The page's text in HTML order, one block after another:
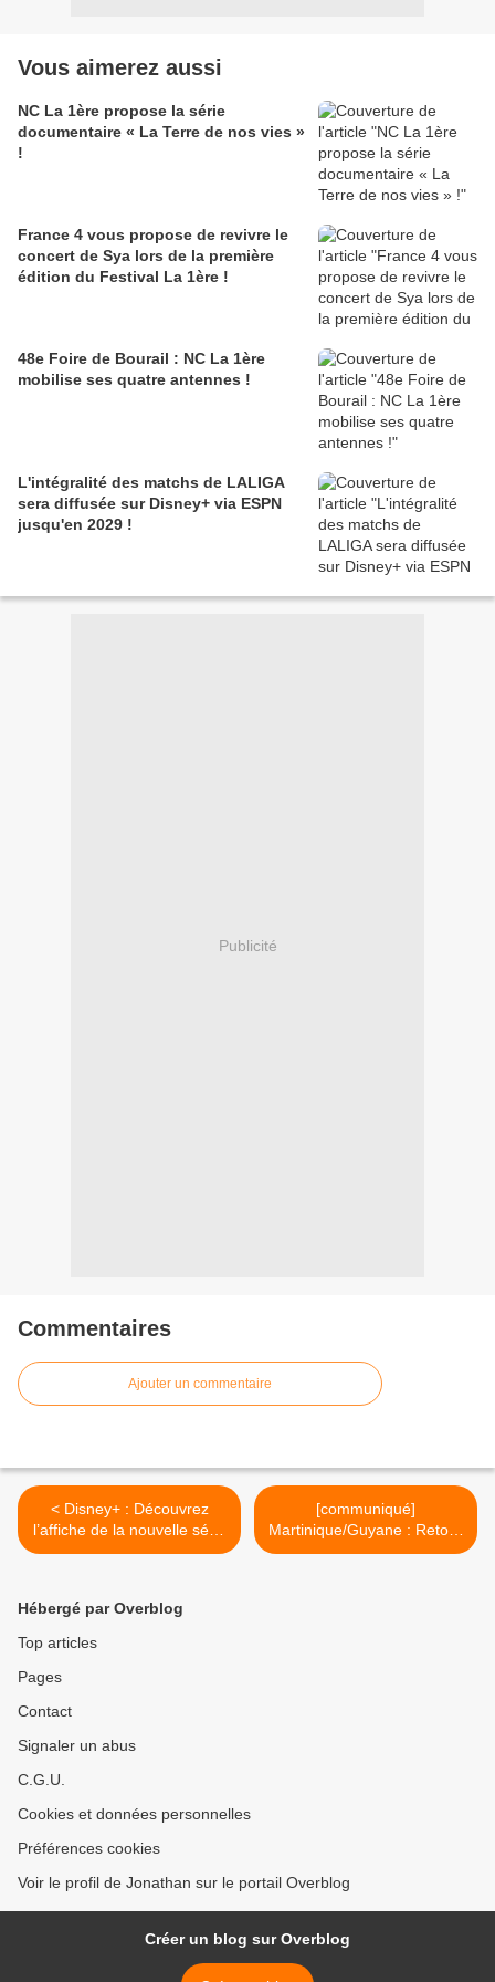
Vous aimerez aussi
NC La 1ère propose la série
documentaire « La Terre de nos vies »
!
France 4 vous propose de revivre le
concert de Sya lors de la première
édition du Festival La 1ère !
48e Foire de Bourail : NC La 1ère
mobilise ses quatre antennes !
L'intégralité des matchs de LALIGA
sera diffusée sur Disney+ via ESPN
jusqu'en 2029 !
Publicité
Commentaires
Ajouter un commentaire
< Disney+ : Découvrez
l’affiche de la nouvelle série
Lucasfilm « OBI-WAN
[communiqué]
Martinique/Guyane : Retour
à la normale suite à un
Hébergé par Overblog
Top articles
Pages
Contact
Signaler un abus
C.G.U.
Cookies et données personnelles
Préférences cookies
Voir le profil de Jonathan sur le portail Overblog
Créer un blog sur Overblog